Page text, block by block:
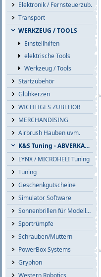
Elektronik / Fernsteuerzub.
Transport
WERKZEUG / TOOLS
Einstellhilfen
elektrische Tools
Werkzeug / Tools
Startzubehör
Glühkerzen
WICHTIGES ZUBEHÖR
MERCHANDISING
Airbrush Hauben uvm.
K&S Tuning - ABVERKAUF
LYNX / MICROHELI Tuning
Tuning
Geschenkgutscheine
Simulator Software
Sonnenbrillen für Modellflieger
Sportrümpfe
Schrauben/Muttern
PowerBox Systems
Gryphon
Western Robotics